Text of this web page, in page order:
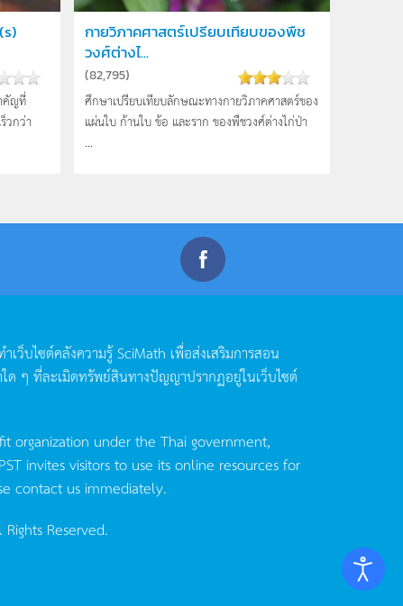
คัญที่
วกว่า
กายวิภาคศาสตร์เปรียบเทียบของพืช
วงศ์ต่างไ...
(82,795)
ศึกษาเปรียบเทียบลักษณะทางกายวิภาคศาสตร์ของ
แผ่นใบ ก้านใบ ข้อ และราก ของพืชวงศ์ต่างไก่ป่า
...
เว็บไซต์คลังความรู้SciMath เพื่อส่งเสริมการสอน
ด ๆ ที่ละเมิดทรัพย์สินทางปัญญาปรากฏอยู่ในเว็บไซต์
organization under the Thai government,
invites visitors to use its online resources for
contact us immediately.
Rights Reserved.